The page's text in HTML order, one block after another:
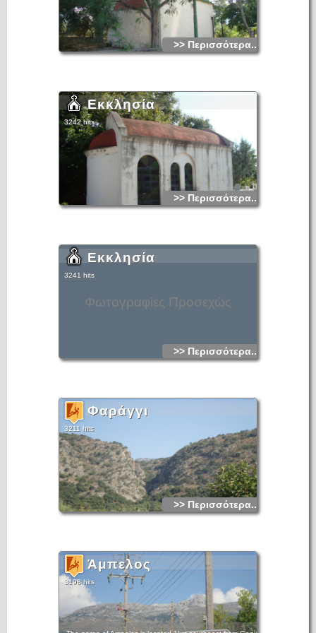
>> Περισσότερα...
Εκκλησία
3242 hits
>> Περισσότερα...
Φωτογραφίες Προσεχώς
Εκκλησία
3241 hits
>> Περισσότερα...
Φαράγγι
3211 hits
>> Περισσότερα...
Άμπελος
3198 hits